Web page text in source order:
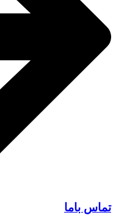
تماس باما